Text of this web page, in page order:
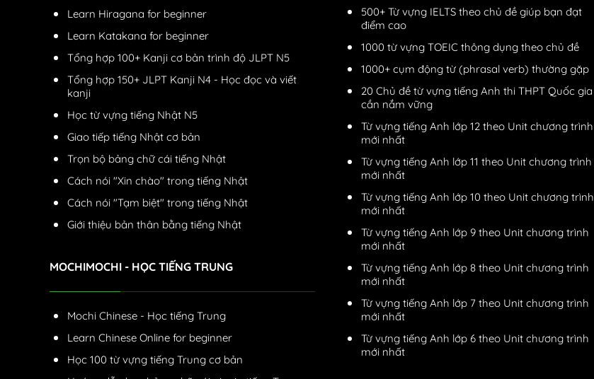
Learn Hiragana for beginner
Learn Katakana for beginner
Tổng hợp 100+ Kanji cơ bản trình độ JLPT N5
Tổng hợp 150+ JLPT Kanji N4 - Học đọc và viết
kanji
Học từ vựng tiếng Nhật N5
Giao tiếp tiếng Nhật cơ bản
Trọn bộ bảng chữ cái tiếng Nhật
Cách nói "Xin chào" trong tiếng Nhật
Cách nói "Tạm biệt" trong tiếng Nhật
Giới thiệu bản thân bằng tiếng Nhật
MOCHIMOCHI - HỌC TIẾNG TRUNG
Mochi Chinese - Học tiếng Trung
Learn Chinese Online for beginner
Học 100 từ vựng tiếng Trung cơ bản
500+ Từ vựng IELTS theo chủ đề giúp bạn đạt
điểm cao
1000 từ vựng TOEIC thông dụng theo chủ đề
1000+ cụm động từ (phrasal verb) thường gặp
20 Chủ đề từ vựng tiếng Anh thi THPT Quốc gia
cần nắm vững
Từ vựng tiếng Anh lớp 12 theo Unit chương trình
mới nhất
Từ vựng tiếng Anh lớp 11 theo Unit chương trình
mới nhất
Từ vựng tiếng Anh lớp 10 theo Unit chương trình
mới nhất
Từ vựng tiếng Anh lớp 9 theo Unit chương trình
mới nhất
Từ vựng tiếng Anh lớp 8 theo Unit chương trình
mới nhất
Từ vựng tiếng Anh lớp 7 theo Unit chương trình
mới nhất
Từ vựng tiếng Anh lớp 6 theo Unit chương trình
mới nhất